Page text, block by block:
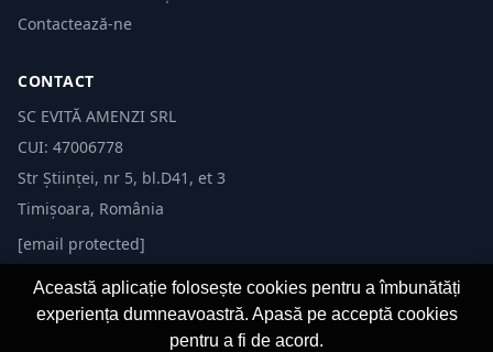
Contactează-ne
CONTACT
SC EVITĂ AMENZI SRL
CUI: 47006778
Str Științei, nr 5, bl.D41, et 3
Timișoara, România
[email protected]
Această aplicație folosește cookies pentru a îmbunătăți
experiența dumneavoastră. Apasă pe acceptă cookies
pentru a fi de acord.